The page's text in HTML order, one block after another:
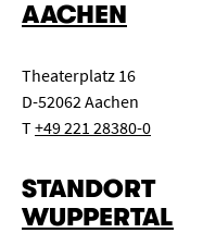
AACHEN
Theaterplatz 16
D-52062 Aachen
T+49 221 28380-0
STANDORT
WUPPERTAL